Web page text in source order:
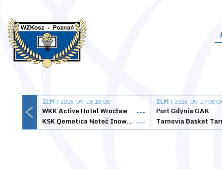
1LM | 2026-09-18 18:00
WKK Active Hotel Wrocław
---
KSK Qemetica Noteć Inowrocław ---
2LM | 2026-09-19
Port Gdynia GAK